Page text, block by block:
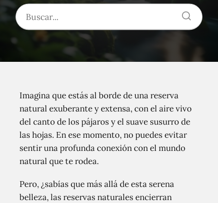
Imagina que estás al borde de una reserva
natural exuberante y extensa, con el aire vivo
del canto de los pájaros y el suave susurro de
las hojas. En ese momento, no puedes evitar
sentir una profunda conexión con el mundo
natural que te rodea.
Pero, ¿sabías que más allá de esta serena
belleza, las reservas naturales encierran